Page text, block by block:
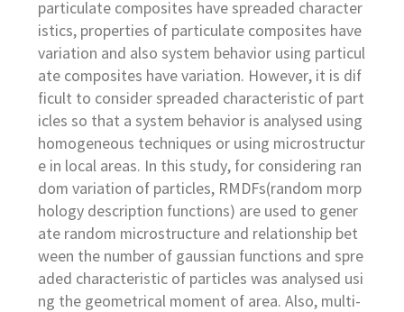
particulate composites have spreaded character
istics, properties of particulate composites have
variation and also system behavior using particul
ate composites have variation. However, it is dif
ficult to consider spreaded characteristic of part
icles so that a system behavior is analysed using
homogeneous techniques or using microstructur
e in local areas. In this study, for considering ran
dom variation of particles, RMDFs(random morp
hology description functions) are used to gener
ate random microstructure and relationship bet
ween the number of gaussian functions and spre
aded characteristic of particles was analysed usi
ng the geometrical moment of area. Also, multi-